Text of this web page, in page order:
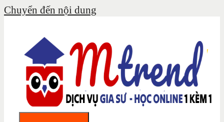
Chuyển đến nội dung